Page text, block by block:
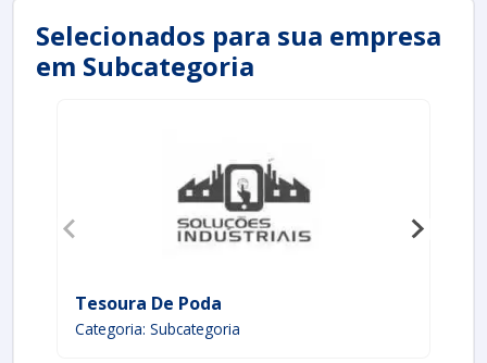
Selecionados para sua empresa
em Subcategoria
Tesoura De Poda
Categoria: Subcategoria